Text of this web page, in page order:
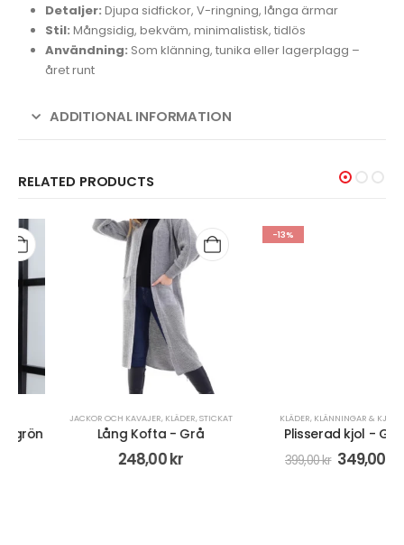
Detaljer: Djupa sidfickor, V-ringning, långa ärmar
Stil: Mångsidig, bekväm, minimalistisk, tidlös
Användning: Som klänning, tunika eller lagerplagg –
året runt
ADDITIONAL INFORMATION
RELATED PRODUCTS
JACKOR OCH KAVAJER,KLÄDER,STICKAT
Lång Kofta - Grå
248,00kr
KLÄNNINGAR & KJOLAR
Plisserad kjol - Grå
kr 349,00kr